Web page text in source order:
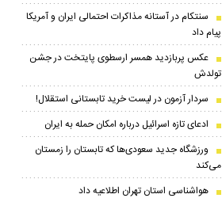
سنتکام در آستانه مذاکرات احتمالی ایران و آمریکا
پیام داد
عکس پربازدید همسر ارسطوی پایتخت در جشن
تولدش
سردار آزمون در لیست خرید تابستانی استقلال!
ادعای تازه اسرائیل درباره امکان حمله به ایران
ورزشگاه جدید سعودی‌ها که تابستان را زمستان
می‌کند
هواشناسی استان تهران اطلاعیه داد